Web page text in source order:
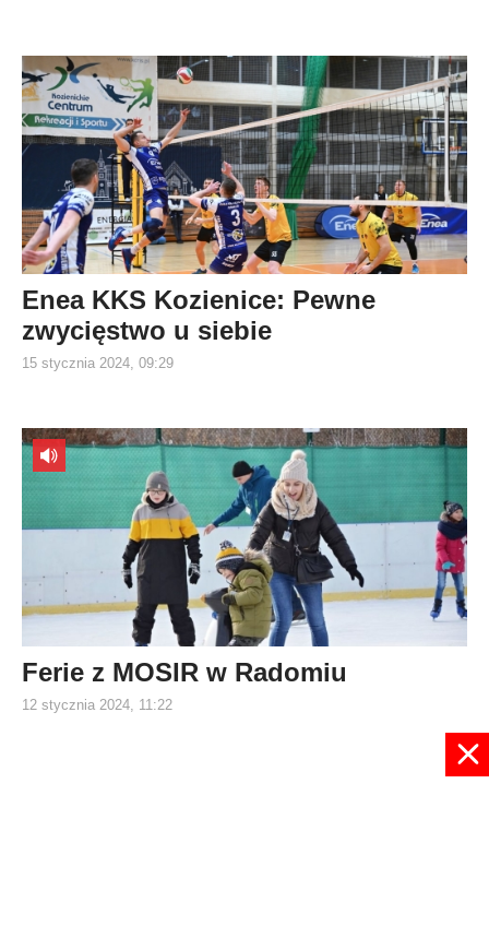
Enea KKS Kozienice: Pewne
zwycięstwo u siebie
15 stycznia 2024, 09:29
Ferie z MOSIR w Radomiu
12 stycznia 2024, 11:22